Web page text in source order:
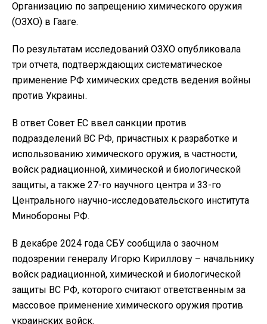
Организацию по запрещению химического оружия
(ОЗХО) в Гааге.
По результатам исследований ОЗХО опубликовала
три отчета, подтверждающих систематическое
применение РФ химических средств ведения войны
против Украины.
В ответ Совет ЕС ввел санкции против
подразделений ВС РФ, причастных к разработке и
использованию химического оружия, в частности,
войск радиационной, химической и биологической
защиты, а также 27-го научного центра и 33-го
Центрального научно-исследовательского института
Минобороны РФ.
В декабре 2024 года СБУ сообщила о заочном
подозрении генералу Игорю Кириллову – начальнику
войск радиационной, химической и биологической
защиты ВС РФ, которого считают ответственным за
массовое применение химического оружия против
украинских войск.